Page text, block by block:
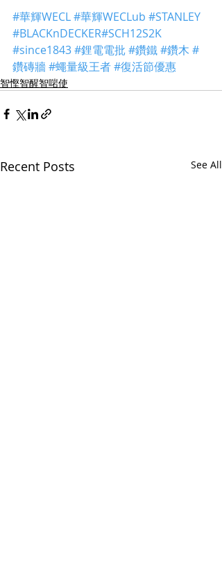
#華輝WECL#華輝WECLub #STANLEY
#BLACKnDECKER#SCH12S2K
#since1843#鋰電電批#鑽鐵#鑽木 #
鑽磚牆#蠅量級王者#復活節優惠
智慳智醒智啱使
Recent Posts See All